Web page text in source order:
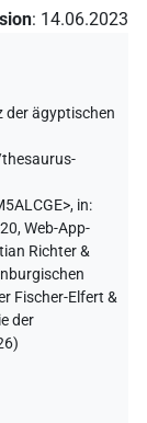
: 14.06.2023
der ägyptischen
, in:
Web-App-
Richter &
Fischer-Elfert &
der
)